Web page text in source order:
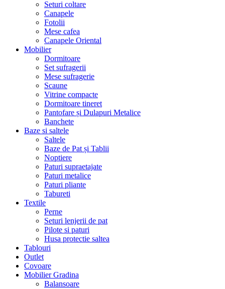
Seturi coltare
Canapele
Fotolii
Mese cafea
Canapele Oriental
Mobilier
Dormitoare
Set sufragerii
Mese sufragerie
Scaune
Vitrine compacte
Dormitoare tineret
Pantofare și Dulapuri Metalice
Banchete
Baze si saltele
Saltele
Baze de Pat și Tablii
Noptiere
Paturi supraetajate
Paturi metalice
Paturi pliante
Tabureti
Textile
Perne
Seturi lenjerii de pat
Pilote si paturi
Husa protectie saltea
Tablouri
Outlet
Covoare
Mobilier Gradina
Balansoare